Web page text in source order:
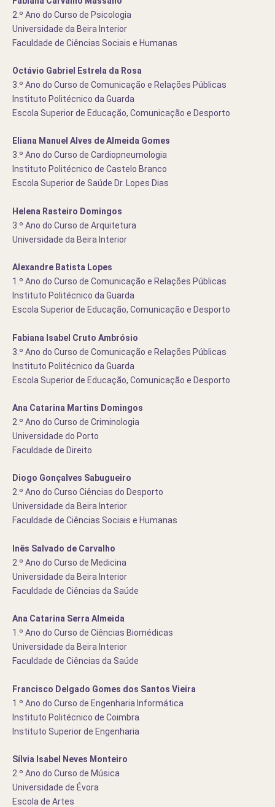
2.º Ano do Curso de Psicologia
Universidade da Beira Interior
Faculdade de Ciências Sociais e Humanas
Octávio Gabriel Estrela da Rosa
3.º Ano do Curso de Comunicação e Relações Públicas
Instituto Politécnico da Guarda
Escola Superior de Educação, Comunicação e Desporto
Eliana Manuel Alves de Almeida Gomes
3.º Ano do Curso de Cardiopneumologia
Instituto Politécnico de Castelo Branco
Escola Superior de Saúde Dr. Lopes Dias
Helena Rasteiro Domingos
3.º Ano do Curso de Arquitetura
Universidade da Beira Interior
Alexandre Batista Lopes
1.º Ano do Curso de Comunicação e Relações Públicas
Instituto Politécnico da Guarda
Escola Superior de Educação, Comunicação e Desporto
Fabiana Isabel Cruto Ambrósio
3.º Ano do Curso de Comunicação e Relações Públicas
Instituto Politécnico da Guarda
Escola Superior de Educação, Comunicação e Desporto
Ana Catarina Martins Domingos
2.º Ano do Curso de Criminologia
Universidade do Porto
Faculdade de Direito
Diogo Gonçalves Sabugueiro
2.º Ano do Curso Ciências do Desporto
Universidade da Beira Interior
Faculdade de Ciências Sociais e Humanas
Inês Salvado de Carvalho
2.º Ano do Curso de Medicina
Universidade da Beira Interior
Faculdade de Ciências da Saúde
Ana Catarina Serra Almeida
1.º Ano do Curso de Ciências Biomédicas
Universidade da Beira Interior
Faculdade de Ciências da Saúde
Francisco Delgado Gomes dos Santos Vieira
1.º Ano do Curso de Engenharia Informática
Instituto Politécnico de Coimbra
Instituto Superior de Engenharia
Sílvia Isabel Neves Monteiro
2.º Ano do Curso de Música
Universidade de Évora
Escola de Artes